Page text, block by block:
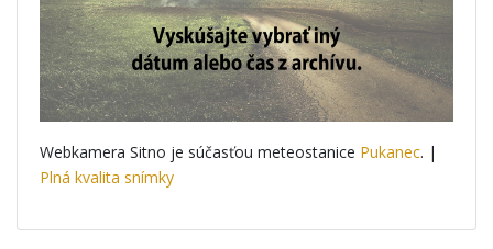
Webkamera Sitno je súčasťou meteostanice Pukanec. |
Plná kvalita snímky